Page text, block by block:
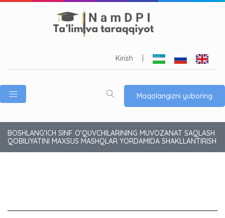
Kirish
Maqolangizni yuboring
BOSHLANG‘ICH SINF O‘QUVCHILARINING MUVOZANAT SAQLASH
QOBILIYATINI MAXSUS MASHQLAR YORDAMIDA SHAKLLANTIRISH